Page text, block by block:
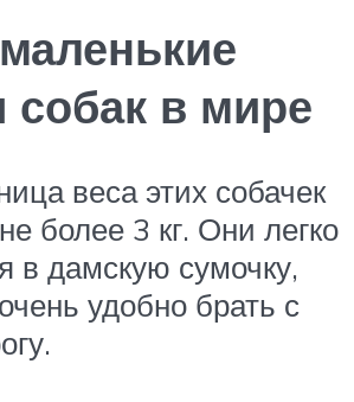
в мире
веса этих собачек
более 3 кг. Они легко
в дамскую сумочку,
удобно брать с